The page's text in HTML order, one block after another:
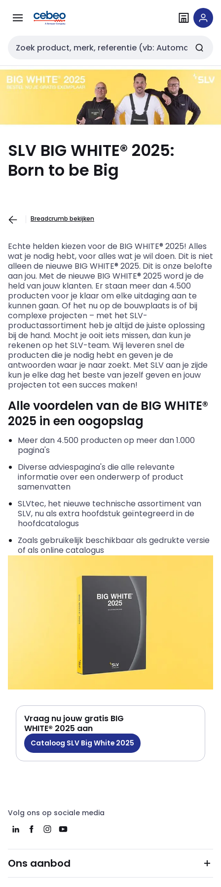
naar
naar
Zoekveld invoer
SLV BIG WHITE® 2025:
Born to be Big
Breadcrumb bekijken
Echte helden kiezen voor de BIG WHITE® 2025! Alles
wat je nodig hebt, voor alles wat je wil doen. Dit is niet
alleen de nieuwe BIG WHITE® 2025. Dit is onze belofte
aan jou. Met de nieuwe BIG WHITE® 2025 word je de
held van jouw klanten. Er staan meer dan 4.500
producten voor je klaar om elke uitdaging aan te
kunnen gaan. Of het nu op de bouwplaats is of bij
complexe projecten – met het SLV-
productassortiment heb je altijd de juiste oplossing
bij de hand. Mocht je ooit iets missen, dan kun je
rekenen op het SLV-team. Wij leveren snel de
producten die je nodig hebt en geven je de
antwoorden waar je naar zoekt. Met SLV aan je zijde
kun je elke dag het beste van jezelf geven en jouw
projecten tot een succes maken!
Alle voordelen van de BIG WHITE®
2025 in een oogopslag
Meer dan 4.500 producten op meer dan 1.000
pagina's
Diverse adviespagina's die alle relevante
informatie over een onderwerp of product
samenvatten
SLVtec, het nieuwe technische assortiment van
SLV, nu als extra hoofdstuk geïntegreerd in de
hoofdcatalogus
Zoals gebruikelijk beschikbaar als gedrukte versie
of als online catalogus
Vraag nu jouw gratis BIG
WHITE® 2025 aan
Cataloog SLV Big White 2025
Volg ons op sociale media
Ons aanbod